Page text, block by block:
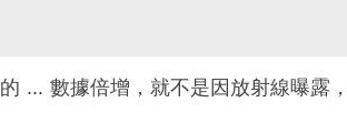
... 數據倍增，就不是因放射線曝露，